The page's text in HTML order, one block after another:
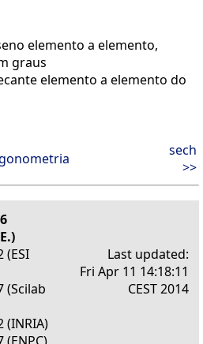
elemento a elemento,
graus
elemento a elemento do
sech
>>
(ESI
(Scilab
(INRIA)
Last updated:
Fri Apr 11 14:18:11
CEST 2014